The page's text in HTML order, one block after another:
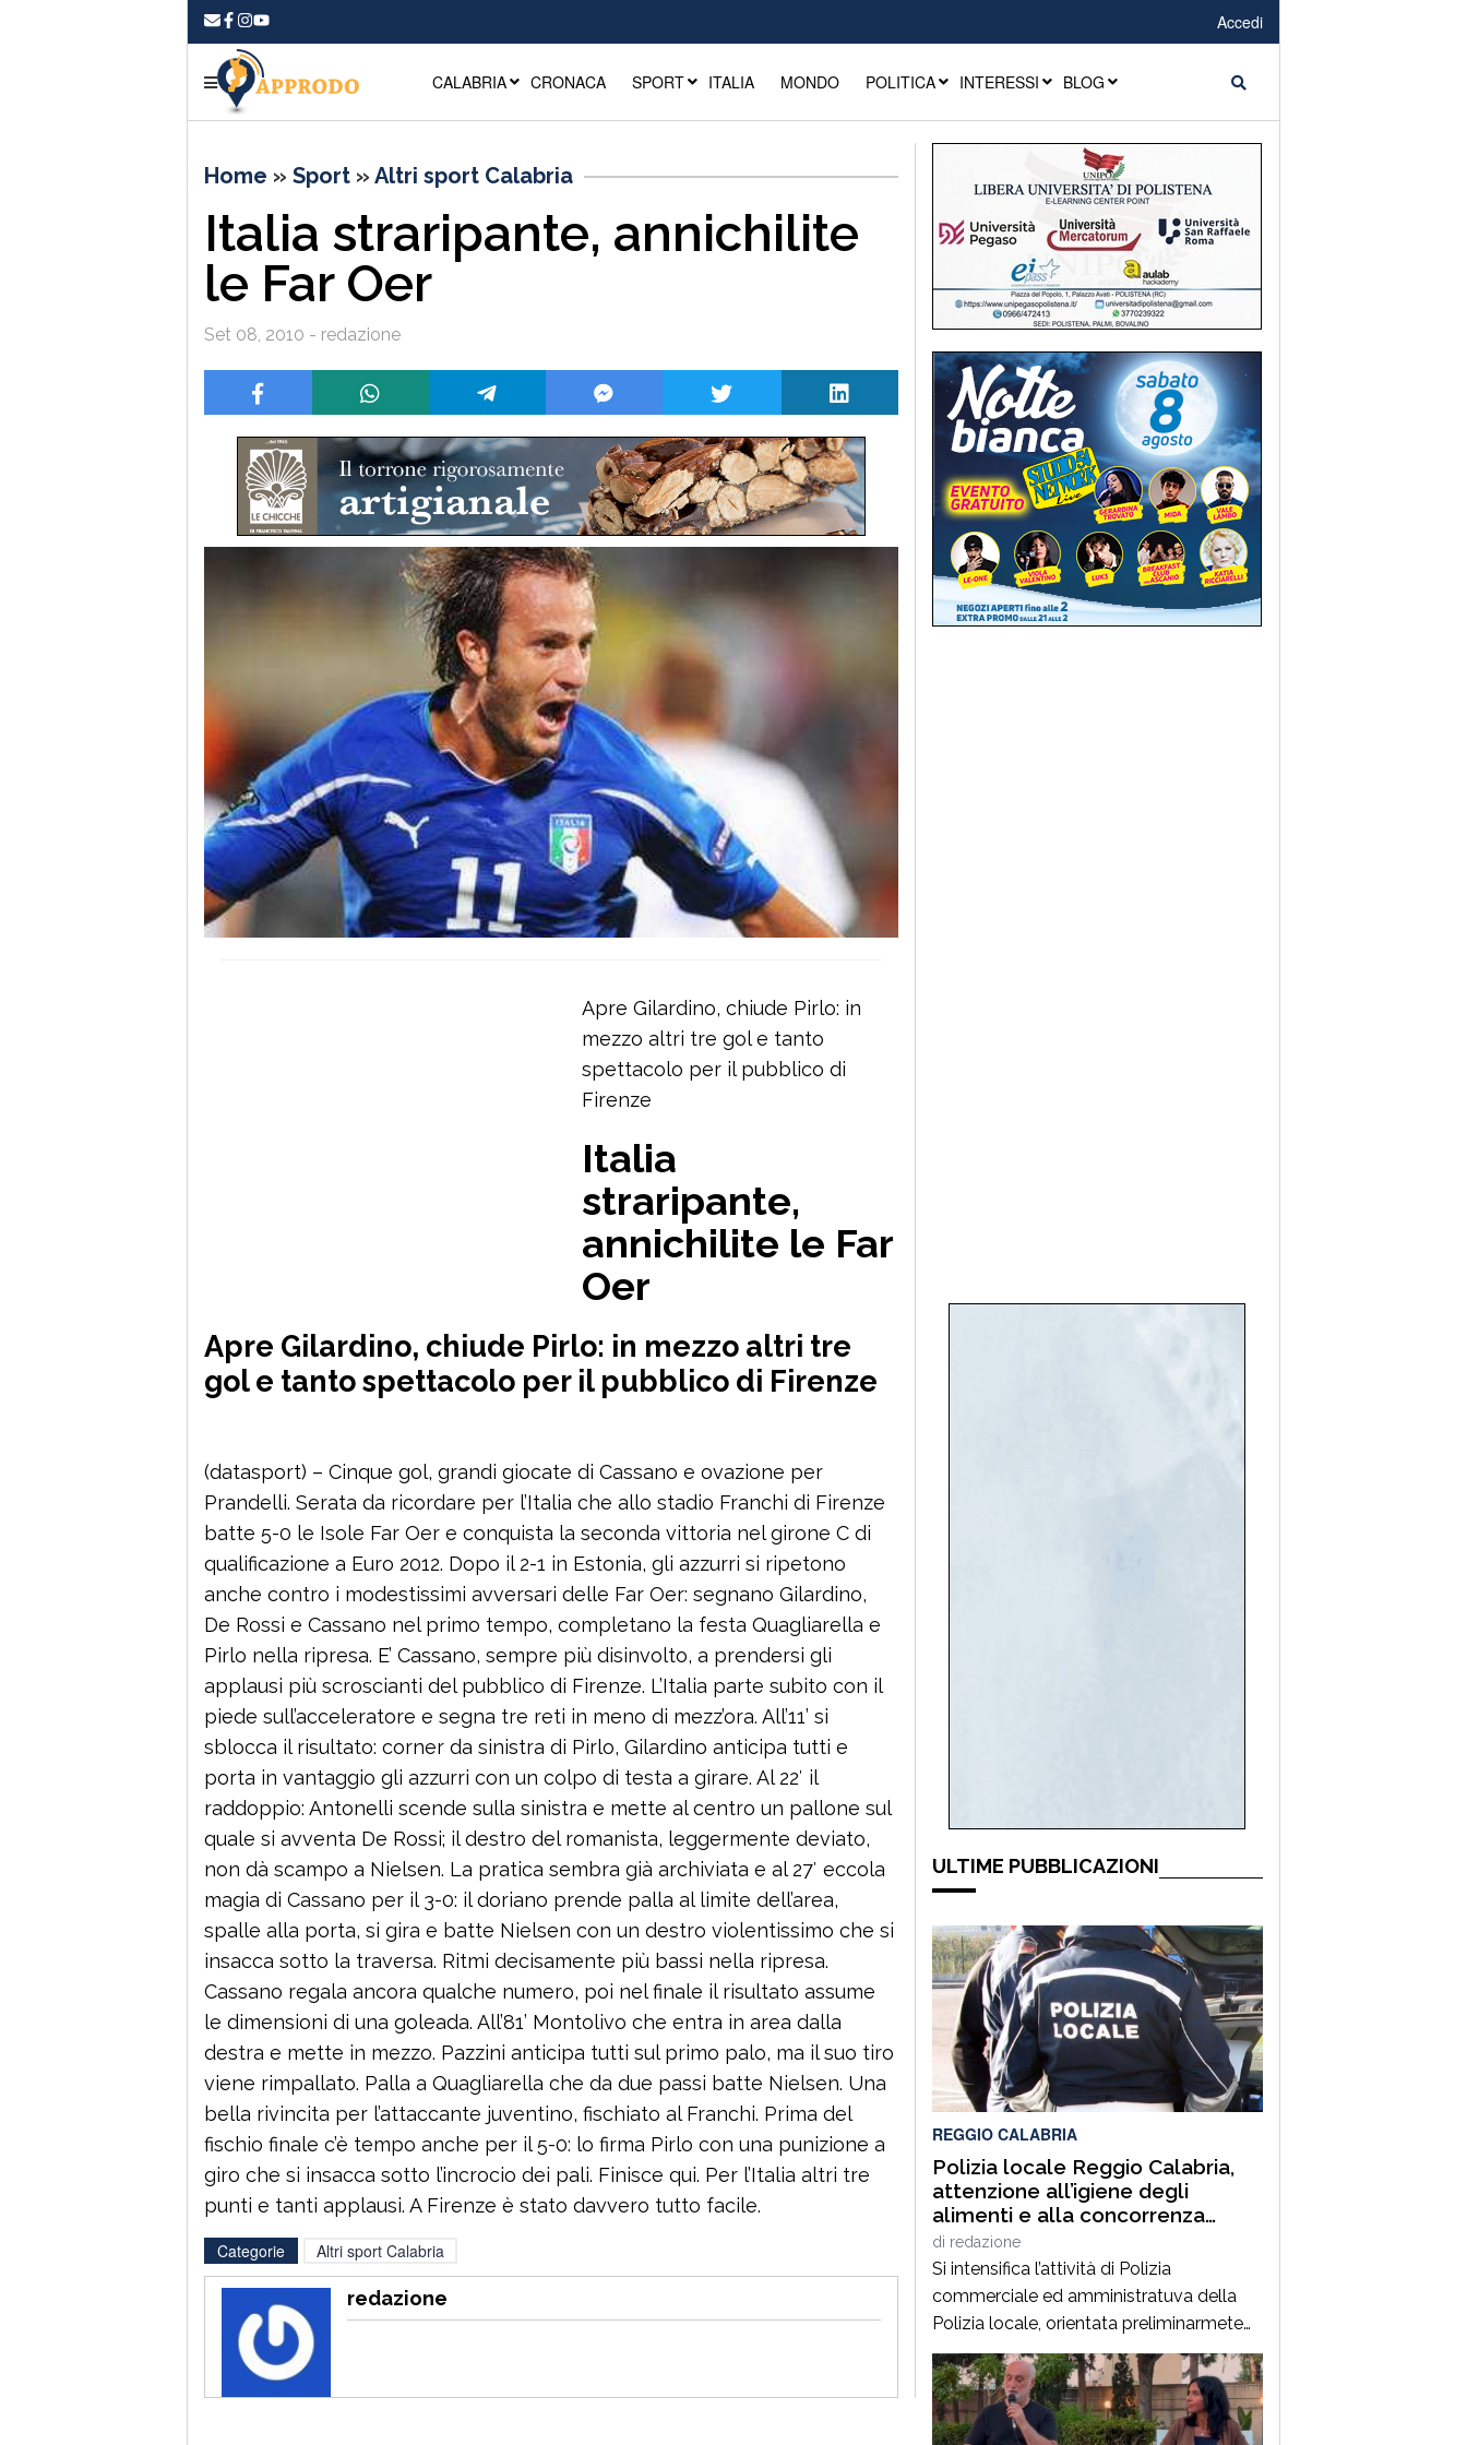
Accedi
CALABRIA CRONACA SPORT ITALIA MONDO POLITICA INTERESSI BLOG
Home » Sport » Altri sport Calabria
Italia straripante, annichilite
le Far Oer
Set 08, 2010 - redazione
Apre Gilardino, chiude Pirlo: in
mezzo altri tre gol e tanto
spettacolo per il pubblico di
Firenze
Italia
straripante,
annichilite le Far
Oer
Apre Gilardino, chiude Pirlo: in mezzo altri tre
gol e tanto spettacolo per il pubblico di Firenze
(datasport) – Cinque gol, grandi giocate di Cassano e ovazione per
Prandelli. Serata da ricordare per l’Italia che allo stadio Franchi di Firenze
batte 5-0 le Isole Far Oer e conquista la seconda vittoria nel girone C di
qualificazione a Euro 2012. Dopo il 2-1 in Estonia, gli azzurri si ripetono
anche contro i modestissimi avversari delle Far Oer: segnano Gilardino,
De Rossi e Cassano nel primo tempo, completano la festa Quagliarella e
Pirlo nella ripresa. E’ Cassano, sempre più disinvolto, a prendersi gli
applausi più scroscianti del pubblico di Firenze. L’Italia parte subito con il
piede sull’acceleratore e segna tre reti in meno di mezz’ora. All’11’ si
sblocca il risultato: corner da sinistra di Pirlo, Gilardino anticipa tutti e
porta in vantaggio gli azzurri con un colpo di testa a girare. Al 22′ il
raddoppio: Antonelli scende sulla sinistra e mette al centro un pallone sul
quale si avventa De Rossi; il destro del romanista, leggermente deviato,
non dà scampo a Nielsen. La pratica sembra già archiviata e al 27′ eccola
magia di Cassano per il 3-0: il doriano prende palla al limite dell’area,
spalle alla porta, si gira e batte Nielsen con un destro violentissimo che si
insacca sotto la traversa. Ritmi decisamente più bassi nella ripresa.
Cassano regala ancora qualche numero, poi nel finale il risultato assume
le dimensioni di una goleada. All’81’ Montolivo che entra in area dalla
destra e mette in mezzo. Pazzini anticipa tutti sul primo palo, ma il suo tiro
viene rimpallato. Palla a Quagliarella che da due passi batte Nielsen. Una
bella rivincita per l’attaccante juventino, fischiato al Franchi. Prima del
fischio finale c’è tempo anche per il 5-0: lo firma Pirlo con una punizione a
giro che si insacca sotto l’incrocio dei pali. Finisce qui. Per l’Italia altri tre
punti e tanti applausi. A Firenze è stato davvero tutto facile.
Categorie Altri sport Calabria
redazione
ULTIME PUBBLICAZIONI
REGGIO CALABRIA
Polizia locale Reggio Calabria,
attenzione all’igiene degli
alimenti e alla concorrenza
sleale. Sanzioni, sequestri e
daspo urbano
di redazione
Si intensifica l’attività di Polizia
commerciale ed amministratuva della
Polizia locale, orientata preliminarmete
alla prevenzione degli illeciti..A seguito di
mirati servizi svolti negli ultimi giorni,
anche su segnalazione di alcune
associazioni di categoria, la Polizia